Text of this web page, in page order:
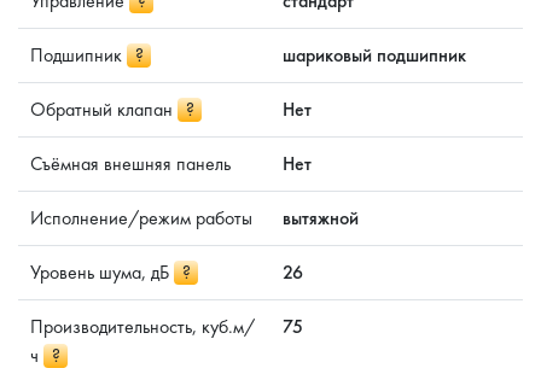
Подшипник ? шариковый подшипник
Обратный клапан ? Нет
Съёмная внешняя панель Нет
Исполнение/режим работы вытяжной
Уровень шума, дБ ? 26
Производительность, куб.м/
ч ?
75